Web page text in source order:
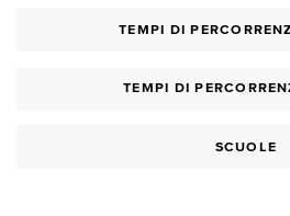
TEMPI DI
TEMPI DI
SCUOLE